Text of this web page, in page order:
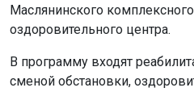
Маслянинского
оздоровительного центра.
В программу входят
сменой обстановки,